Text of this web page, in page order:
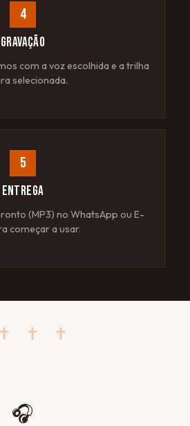
4
GRAVAÇÃO
com a voz escolhida e a trilha
selecionada.
5
ENTREGA
(MP3) no WhatsApp ou E-
começar a usar.
✝ ✝ ✝
🎧